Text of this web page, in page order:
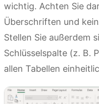
wichtig. Achten Sie
Überschriften und
Stellen Sie außerdem
Schlüsselspalte (z. B.
allen Tabellen